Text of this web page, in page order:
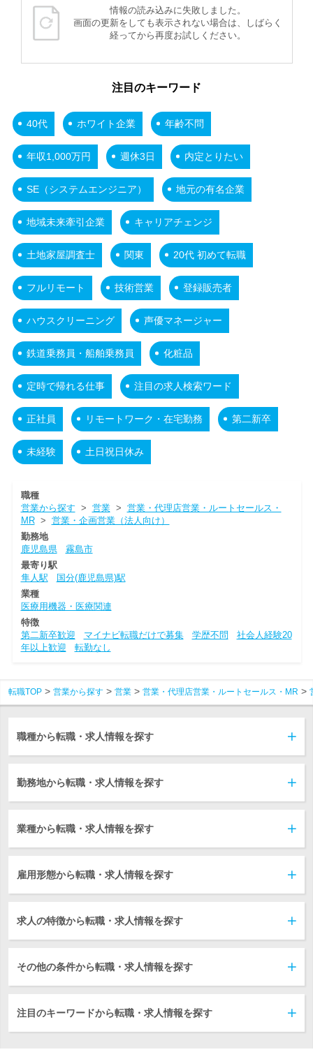
情報の読み込みに失敗しました。
画面の更新をしても表示されない場合は、しばらく
経ってから再度お試しください。
注目のキーワード
40代 ホワイト企業 年齢不問
年収1,000万円 週休3日 内定とりたい
SE（システムエンジニア） 地元の有名企業
地域未来牽引企業 キャリアチェンジ
土地家屋調査士 関東 20代 初めて転職
フルリモート 技術営業 登録販売者
ハウスクリーニング 声優マネージャー
鉄道乗務員・船舶乗務員 化粧品
定時で帰れる仕事 注目の求人検索ワード
正社員 リモートワーク・在宅勤務 第二新卒
未経験 土日祝日休み
職種
営業から探す > 営業> 営業・代理店営業・ルートセールス・
MR> 営業・企画営業（法人向け）
勤務地
鹿児島県
霧島市
最寄り駅
隼人駅
国分(鹿児島県)駅
業種
医療用機器・医療関連
特徴
第二新卒歓迎
マイナビ転職だけで募集 学歴不問
社会人経験20
年以上歓迎
転勤なし
転職TOP 営業から探す 営業 営業・代理店営業・ルートセールス・MR
職種から転職・求人情報を探す
勤務地から転職・求人情報を探す
業種から転職・求人情報を探す
雇用形態から転職・求人情報を探す
求人の特徴から転職・求人情報を探す
その他の条件から転職・求人情報を探す
注目のキーワードから転職・求人情報を探す